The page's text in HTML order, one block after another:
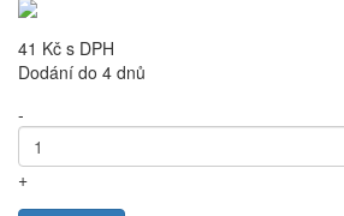
41 Kč s DPH
Dodání do 4 dnů
-
+